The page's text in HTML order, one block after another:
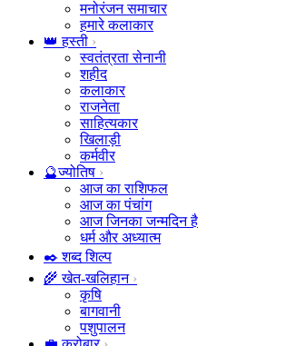
मनोरंजन समाचार
हमारे कलाकार
👑 हस्ती
स्वतंत्रता सेनानी
शहीद
कलाकार
राजनेता
साहित्यकार
खिलाड़ी
कर्मवीर
🔮ज्योतिष
आज का राशिफल
आज का पंचांग
आज जिनका जन्मदिन है
धर्म और अध्यात्म
✒️ शब्द शिल्प
🌾 खेत-खलिहान
कृषि
बागवानी
पशुपालन